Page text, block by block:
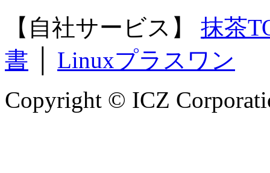
【自社サービス】 抹茶
書
Linuxプラスワン
Copyright © ICZ